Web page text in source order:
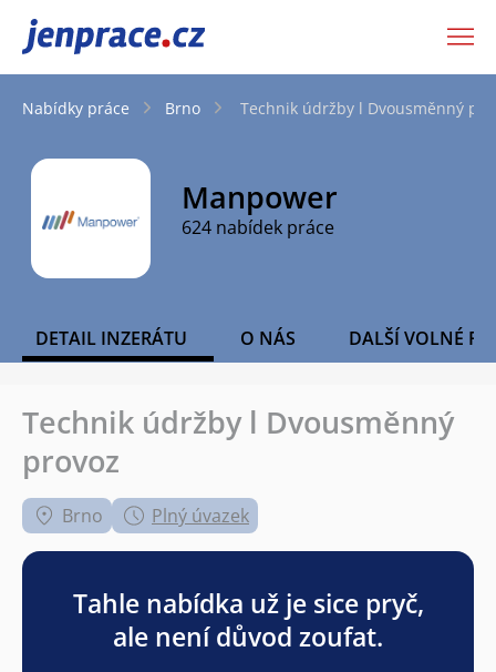
JenPráce.cz
Nabídky práce Brno Technik údržby l Dvousměnný
Manpower
624 nabídek práce
DETAIL INZERÁTU O NÁS DALŠÍ VOLNÉ
Technik údržby l Dvousměnný
provoz
Brno Plný úvazek
Tahle nabídka už je sice pryč,
ale není důvod zoufat.